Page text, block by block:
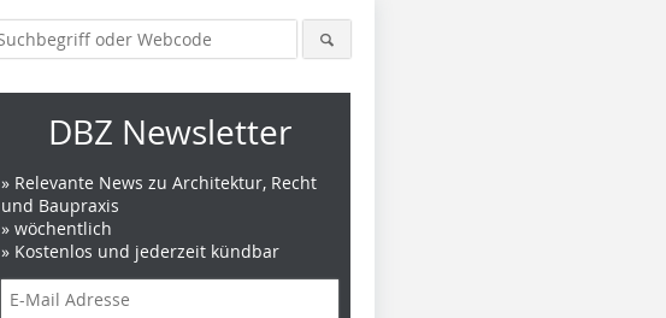
DBZ Newsletter
» Relevante News zu Architektur, Recht
und Baupraxis
» wöchentlich
» Kostenlos und jederzeit kündbar